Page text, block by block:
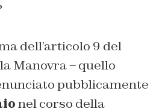
dell’articolo 9 del
Manovra – quello
pubblicamente
nel corso della